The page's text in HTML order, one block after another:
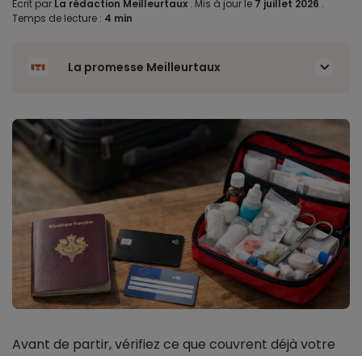
Écrit par La rédaction Meilleurtaux . Mis à jour le 7 juillet 2026 .
Temps de lecture : 4 min
La promesse Meilleurtaux
Avant de partir, vérifiez ce que couvrent déjà votre